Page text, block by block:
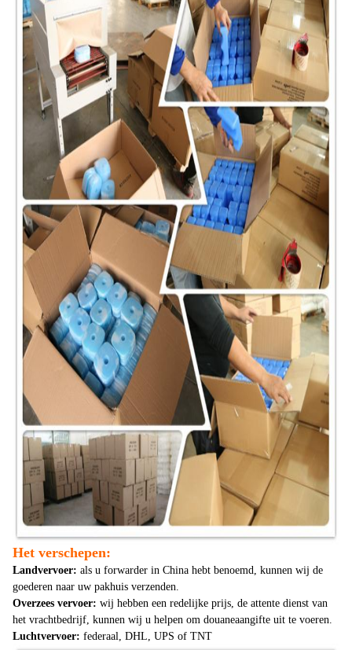
Het verschepen:
Landvervoer: als u forwarder in China hebt benoemd, kunnen wij de
goederen naar uw pakhuis verzenden.
Overzees vervoer: wij hebben een redelijke prijs, de attente dienst van
het vrachtbedrijf, kunnen wij u helpen om douaneaangifte uit te voeren.
Luchtvervoer: federaal, DHL, UPS of TNT